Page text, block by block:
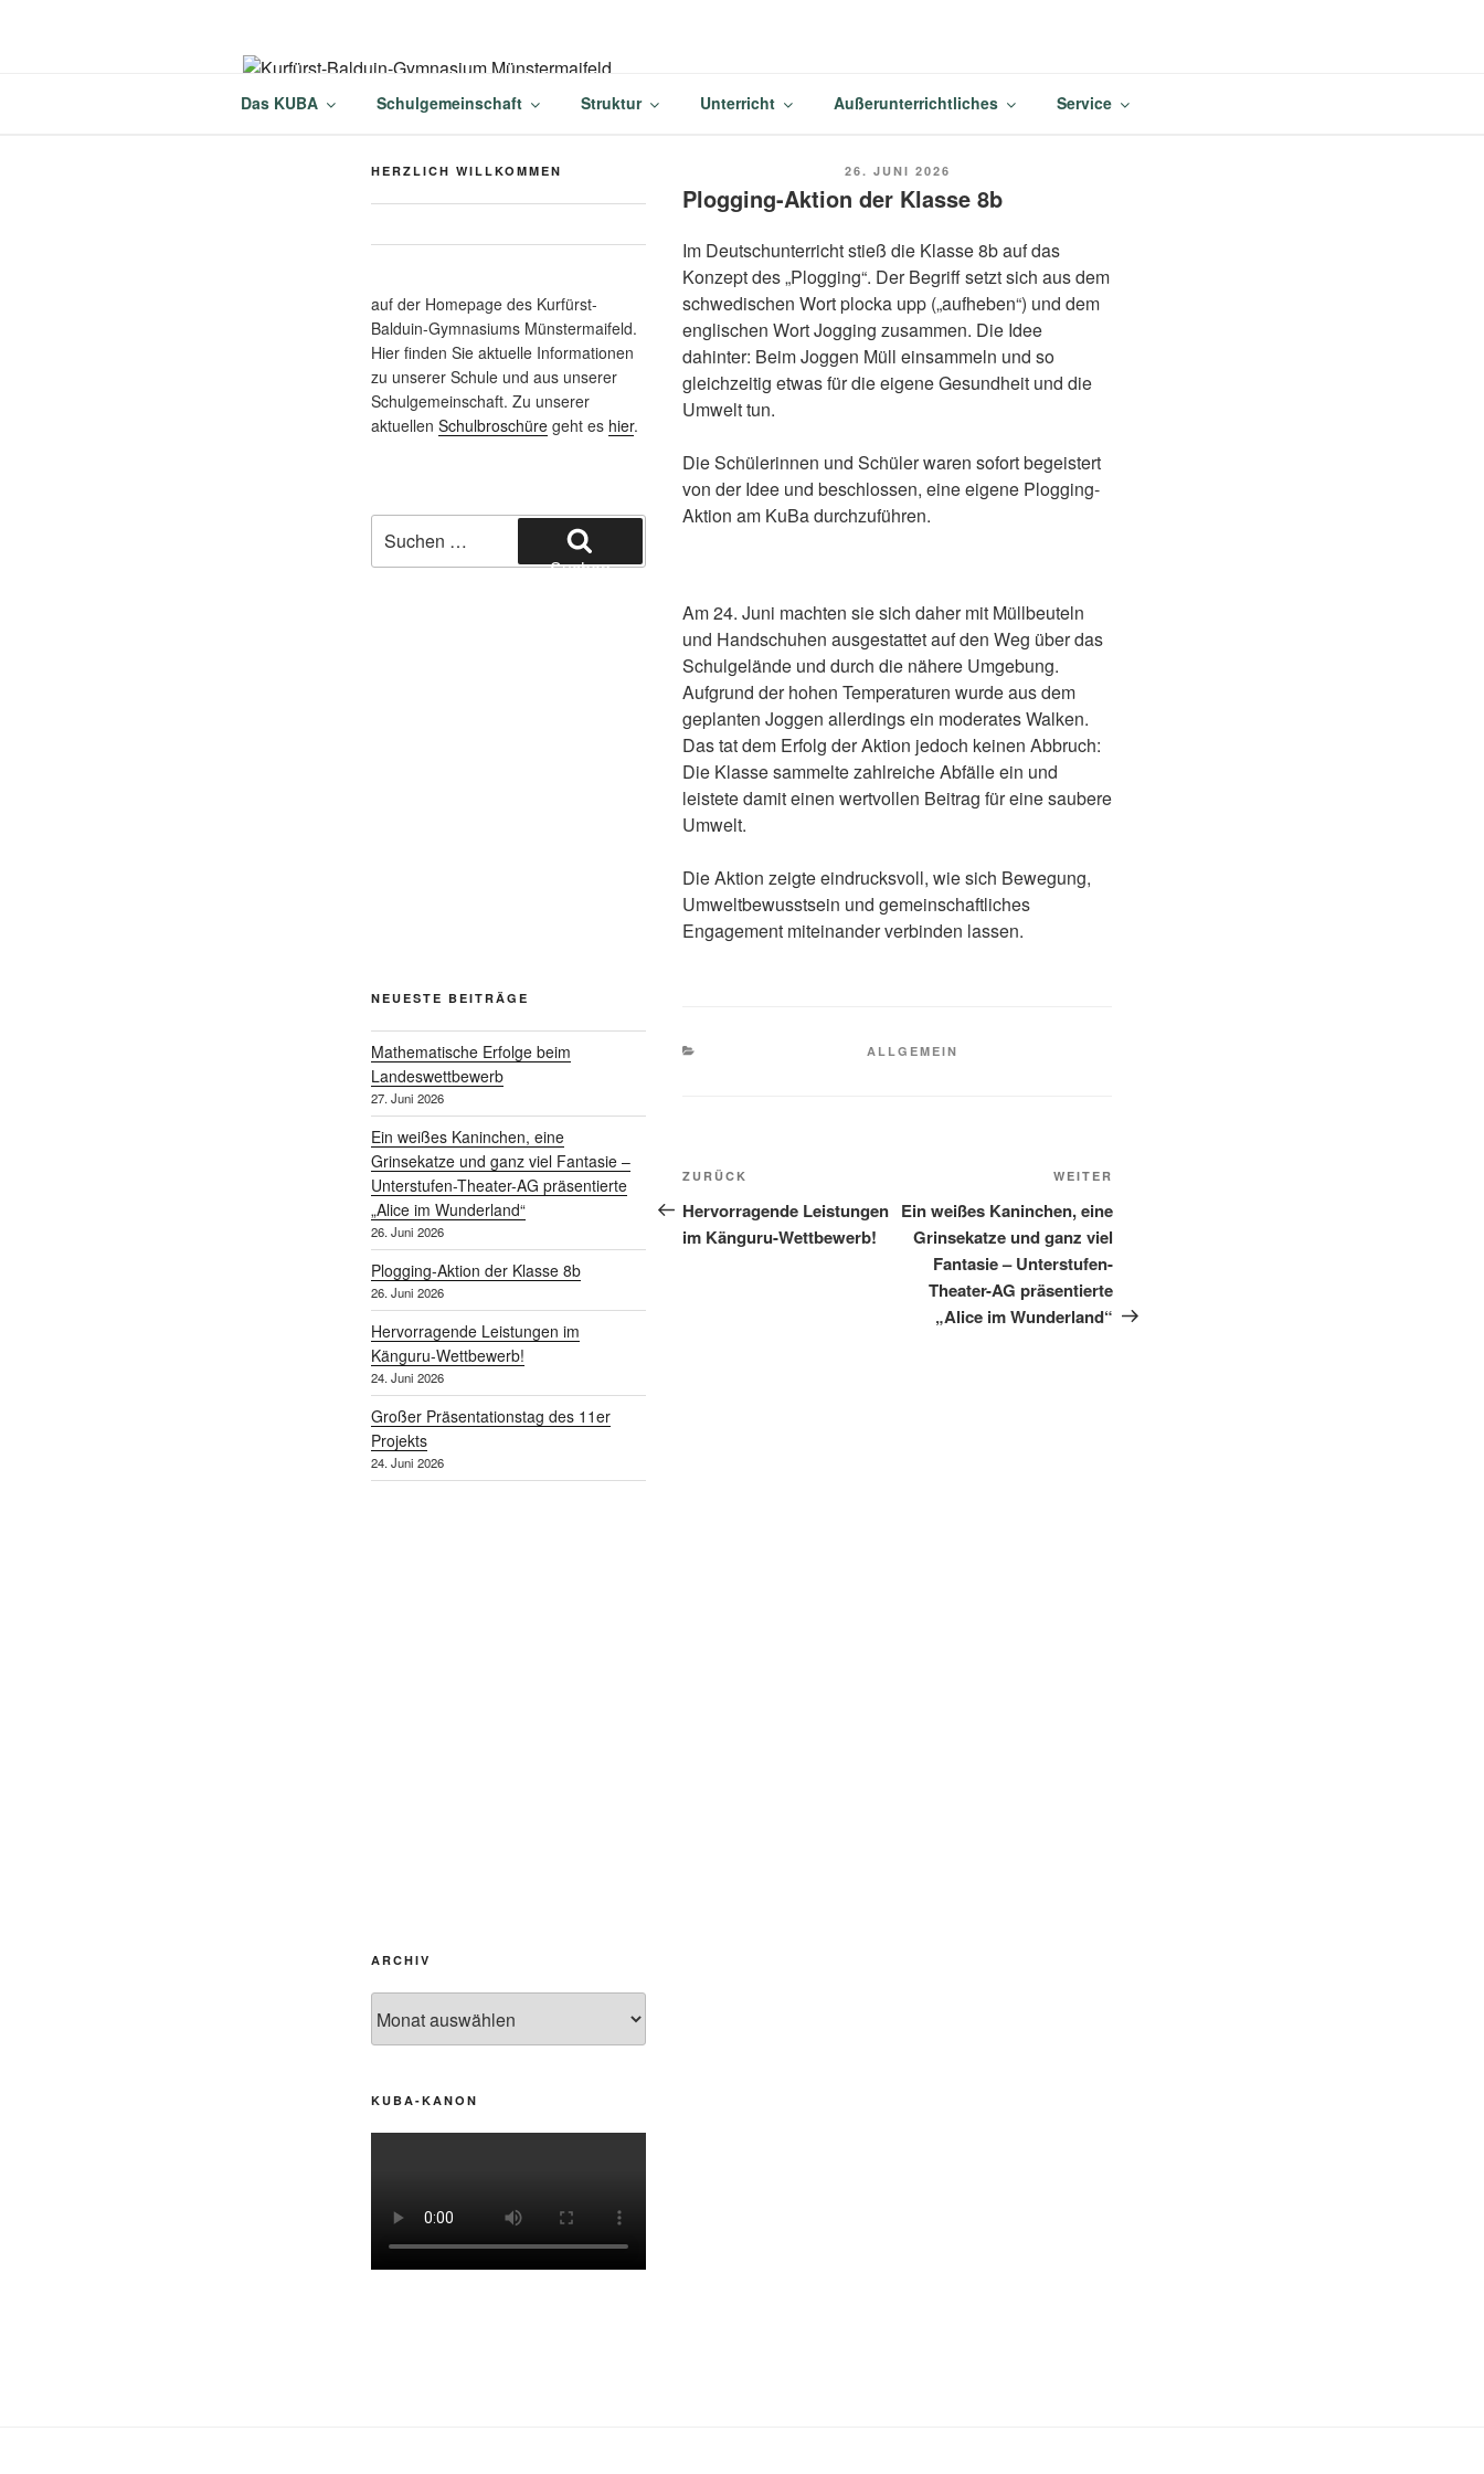
KURFÜRST-BALDUIN-GYMNASIUM
MÜNSTERMAIFELD
Das KUBA Schulgemeinschaft Struktur Unterricht Außerunterrichtliches Service
VERÖFFENTLICHT
26. JUNI 2026
Plogging-Aktion der Klasse 8b
Im Deutschunterricht stieß die Klasse 8b auf das
Konzept des „Plogging“. Der Begriff setzt sich aus dem
schwedischen Wort plocka upp („aufheben“) und dem
englischen Wort Jogging zusammen. Die Idee
dahinter: Beim Joggen Müll einsammeln und so
gleichzeitig etwas für die eigene Gesundheit und die
Umwelt tun.
Die Schülerinnen und Schüler waren sofort begeistert
von der Idee und beschlossen, eine eigene Plogging-
Aktion am KuBa durchzuführen.
Am 24. Juni machten sie sich daher mit Müllbeuteln
und Handschuhen ausgestattet auf den Weg über das
Schulgelände und durch die nähere Umgebung.
Aufgrund der hohen Temperaturen wurde aus dem
geplanten Joggen allerdings ein moderates Walken.
Das tat dem Erfolg der Aktion jedoch keinen Abbruch:
Die Klasse sammelte zahlreiche Abfälle ein und
leistete damit einen wertvollen Beitrag für eine saubere
Umwelt.
Die Aktion zeigte eindrucksvoll, wie sich Bewegung,
Umweltbewusstsein und gemeinschaftliches
Engagement miteinander verbinden lassen.
KATEGORIEN
ALLGEMEIN
Beitragsnavigation
Vorheriger
Beitrag
ZURÜCK
Hervorragende Leistungen
im Känguru-Wettbewerb!
Beitrag
WEITER
Ein weißes Kaninchen, eine
Grinsekatze und ganz viel
Fantasie – Unterstufen-
Theater-AG präsentierte
„Alice im Wunderland“
HERZLICH WILLKOMMEN
auf der Homepage des Kurfürst-
Balduin-Gymnasiums Münstermaifeld.
Hier finden Sie aktuelle Informationen
zu unserer Schule und aus unserer
Schulgemeinschaft. Zu unserer
aktuellen Schulbroschüre geht es hier.
nach:
Suchen
NEUESTE BEITRÄGE
Mathematische Erfolge beim
Landeswettbewerb
27. Juni 2026
Ein weißes Kaninchen, eine
Grinsekatze und ganz viel Fantasie –
Unterstufen-Theater-AG präsentierte
„Alice im Wunderland“
26. Juni 2026
Plogging-Aktion der Klasse 8b
26. Juni 2026
Hervorragende Leistungen im
Känguru-Wettbewerb!
24. Juni 2026
Großer Präsentationstag des 11er
Projekts
24. Juni 2026
ARCHIV
KUBA-KANON